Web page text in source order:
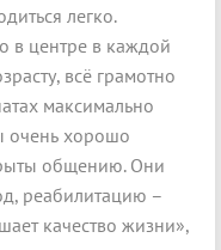
легко.
в центре в каждой
всё грамотно
максимально
очень хорошо
общению. Они
реабилитацию –
качество жизни»,